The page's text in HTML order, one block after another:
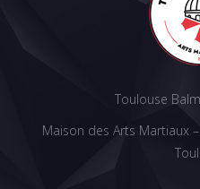
Toulouse
Maison des Arts Martiaux